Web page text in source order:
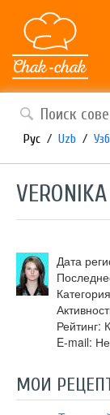
Рус / Uzb / Узб
VERONIKA
Дата
Рейтинг:
E-mail:
МОИ